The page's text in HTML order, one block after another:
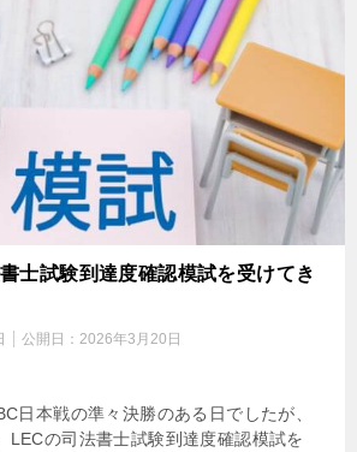
士試験到達度確認模試を受けてき
公開日： 2026年3月20日
日本戦の準々決勝のある日でしたが、
LECの司法書士試験到達度確認模試を